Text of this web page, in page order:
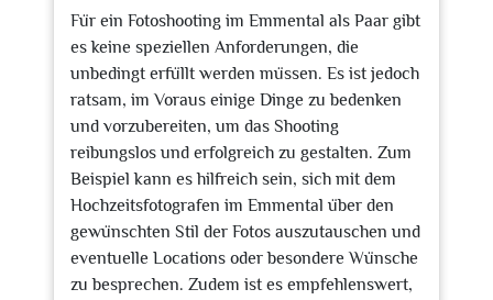
Für ein Fotoshooting im Emmental als Paar gibt
es keine speziellen Anforderungen, die
unbedingt erfüllt werden müssen. Es ist jedoch
ratsam, im Voraus einige Dinge zu bedenken
und vorzubereiten, um das Shooting
reibungslos und erfolgreich zu gestalten. Zum
Beispiel kann es hilfreich sein, sich mit dem
Hochzeitsfotografen im Emmental über den
gewünschten Stil der Fotos auszutauschen und
eventuelle Locations oder besondere Wünsche
zu besprechen. Zudem ist es empfehlenswert,